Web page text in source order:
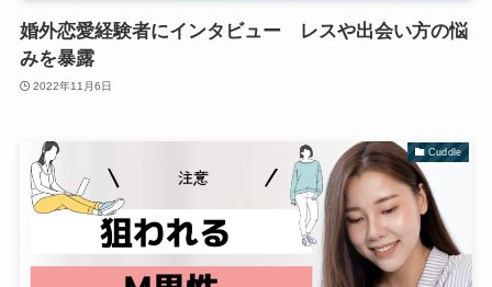
婚外恋愛経験者にインタビュー レスや出会い方の悩
みを暴露
2022年11月6日
Cuddle